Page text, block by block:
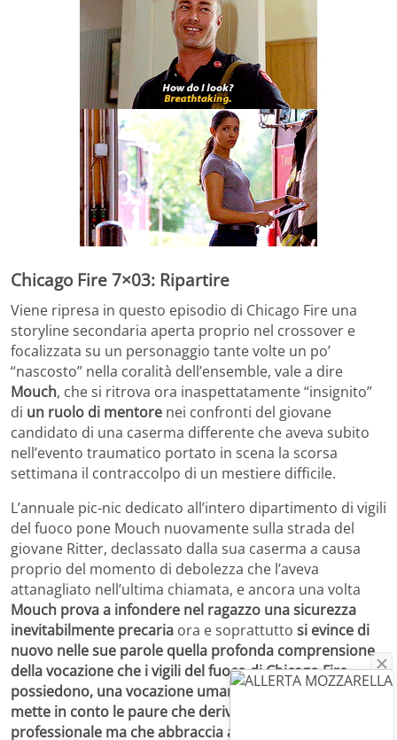
Chicago Fire 7×03: Ripartire
Viene ripresa in questo episodio di Chicago Fire una
storyline secondaria aperta proprio nel crossover e
focalizzata su un personaggio tante volte un po’
“nascosto” nella coralità dell’ensemble, vale a dire
Mouch, che si ritrova ora inaspettatamente “insignito”
di un ruolo di mentore nei confronti del giovane
candidato di una caserma differente che aveva subito
nell’evento traumatico portato in scena la scorsa
settimana il contraccolpo di un mestiere difficile.
L’annuale pic-nic dedicato all’intero dipartimento di vigili
del fuoco pone Mouch nuovamente sulla strada del
giovane Ritter, declassato dalla sua caserma a causa
proprio del momento di debolezza che l’aveva
attanagliato nell’ultima chiamata, e ancora una volta
Mouch prova a infondere nel ragazzo una sicurezza
inevitabilmente precaria ora e soprattutto si evince di
nuovo nelle sue parole quella profonda comprensione
della vocazione che i vigili del fuoco di Chicago Fire
possiedono, una vocazione umana, imperfetta, che
mette in conto le paure che derivano dalla loro scelta
professionale ma che abbraccia anche il coraggio di